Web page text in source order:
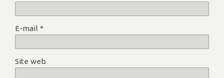
E-mail *
Site web